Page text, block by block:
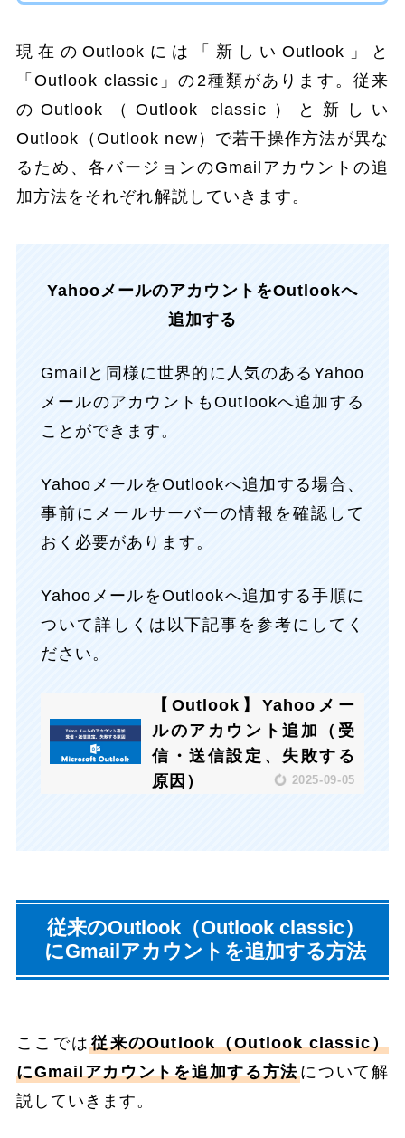
現在のOutlookには「新しいOutlook」と
「Outlook classic」の2種類があります。従来
のOutlook（Outlook classic）と新しい
Outlook（Outlook new）で若干操作方法が異な
るため、各バージョンのGmailアカウントの追
加方法をそれぞれ解説していきます。
YahooメールのアカウントをOutlookへ
追加する
Gmailと同様に世界的に人気のあるYahoo
メールのアカウントもOutlookへ追加する
ことができます。
YahooメールをOutlookへ追加する場合、
事前にメールサーバーの情報を確認して
おく必要があります。
YahooメールをOutlookへ追加する手順に
ついて詳しくは以下記事を参考にしてく
ださい。
【Outlook】Yahooメー
ルのアカウント追加（受
信・送信設定、失敗する
原因）
2025-09-05
従来のOutlook（Outlook classic）
にGmailアカウントを追加する方法
ここでは従来のOutlook（Outlook classic）
にGmailアカウントを追加する方法について解
説していきます。